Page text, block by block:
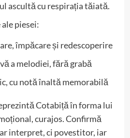
ascultă cu respirația tăiată.
piesei:
împăcare și redescoperire
a melodiei, fără grabă
cu notă înaltă memorabilă
Cotabiță în forma lui
curajos. Confirmă
interpret, ci povestitor, iar